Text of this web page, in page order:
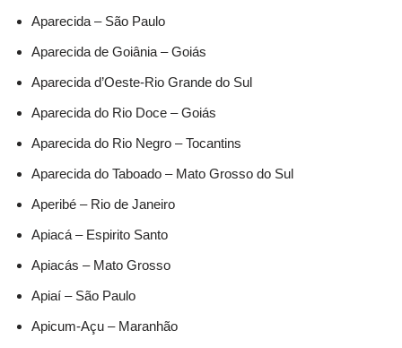
Aparecida – São Paulo
Aparecida de Goiânia – Goiás
Aparecida d’Oeste-Rio Grande do Sul
Aparecida do Rio Doce – Goiás
Aparecida do Rio Negro – Tocantins
Aparecida do Taboado – Mato Grosso do Sul
Aperibé – Rio de Janeiro
Apiacá – Espirito Santo
Apiacás – Mato Grosso
Apiaí – São Paulo
Apicum-Açu – Maranhão